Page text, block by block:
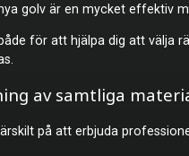
golv är en mycket effektiv
för att hjälpa dig att välja
av samtliga
på att erbjuda